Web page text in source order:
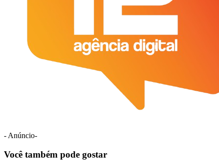
- Anúncio-
Você também pode gostar